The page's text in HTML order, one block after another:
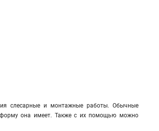
слесарные и монтажные работы. Обычные
форму она имеет. Также с их помощью можно